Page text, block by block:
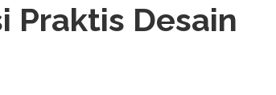
Praktis Desain